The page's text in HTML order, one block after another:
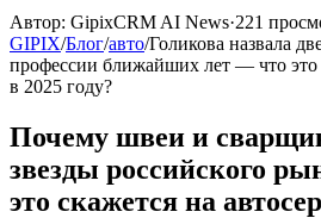
Автор: GipixCRM AI News·221
GIPIX/Блог/авто/Голикова назвала
профессии ближайших лет — что это
в 2025 году?
Почему швеи и
звезды российского
это скажется на